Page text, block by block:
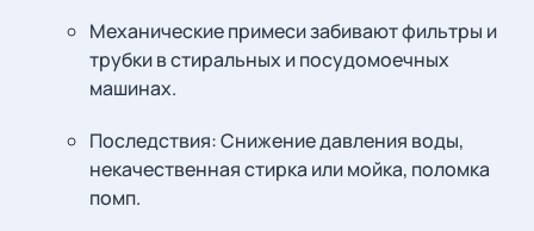
Механические примеси забивают фильтры и
трубки в стиральных и посудомоечных
машинах.
Последствия: Снижение давления воды,
некачественная стирка или мойка, поломка
помп.